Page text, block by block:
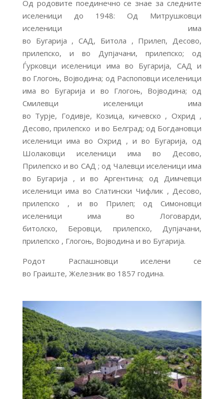
Од родовите поединечно се знае за следните
иселеници до 1948: Од Митрушковци
иселеници има
во Бугарија , САД, Битола , Прилеп, Десово,
прилепско, и во Дупјачани, прилепско; од
Ѓурковци иселеници има во Бугарија, САД и
во Глогоњ, Војводина; од Распоповци иселеници
има во Бугарија и во Глогоњ, Војводина; од
Смилевци иселеници има
во Турје, Годивје, Козица, кичевско , Охрид ,
Десово, прилепско и во Белград; од Богдановци
иселеници има во Охрид , и во Бугарија, од
Шолаковци иселеници има во Десово,
Прилепско и во САД ; од Чалевци иселеници има
во Бугарија , и во Аргентина; од Димчевци
иселеници има во Слатински Чифлик , Десово,
прилепско , и во Прилеп; од Симоновци
иселеници има во Логоварди,
битолско, Беровци, прилепско, Дупјачани,
прилепско , Глогоњ, Војводина и во Бугарија.
Родот Распашновци иселени се
во Граиште, Железник во 1857 година.